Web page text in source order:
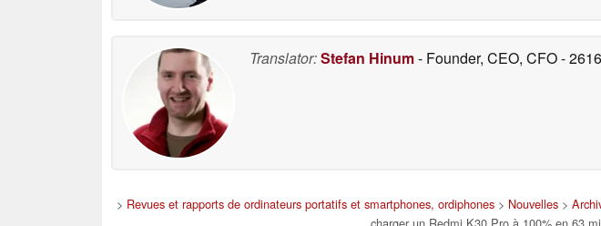
Translator:Stefan Hinum- Founder, CEO, CFO-
> Revues et rapports de ordinateurs portatifs et smartphones, ordiphones > Nouvelles >